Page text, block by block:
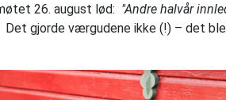
26. august lød: "Andre halvår
Det gjorde værgudene ikke (!) – det